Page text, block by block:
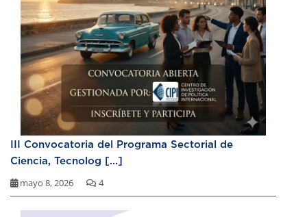
III Convocatoria del Programa Sectorial de
Ciencia, Tecnolog [...]
mayo 8, 2026 4